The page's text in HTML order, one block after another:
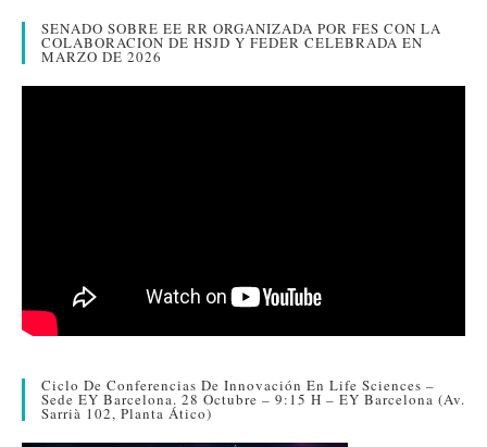
r
SENADO SOBRE EE RR ORGANIZADA POR FES CON LA
COLABORACION DE HSJD Y FEDER CELEBRADA EN
MARZO DE 2026
Ciclo De Conferencias De Innovación En Life Sciences –
Sede EY Barcelona. 28 Octubre – 9:15 H – EY Barcelona (Av.
Sarrià 102, Planta Ático)